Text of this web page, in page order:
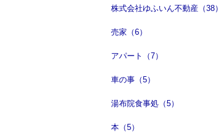
株式会社ゆふいん不動産（38）
売家（6）
アパート（7）
車の事（5）
湯布院食事処（5）
本（5）